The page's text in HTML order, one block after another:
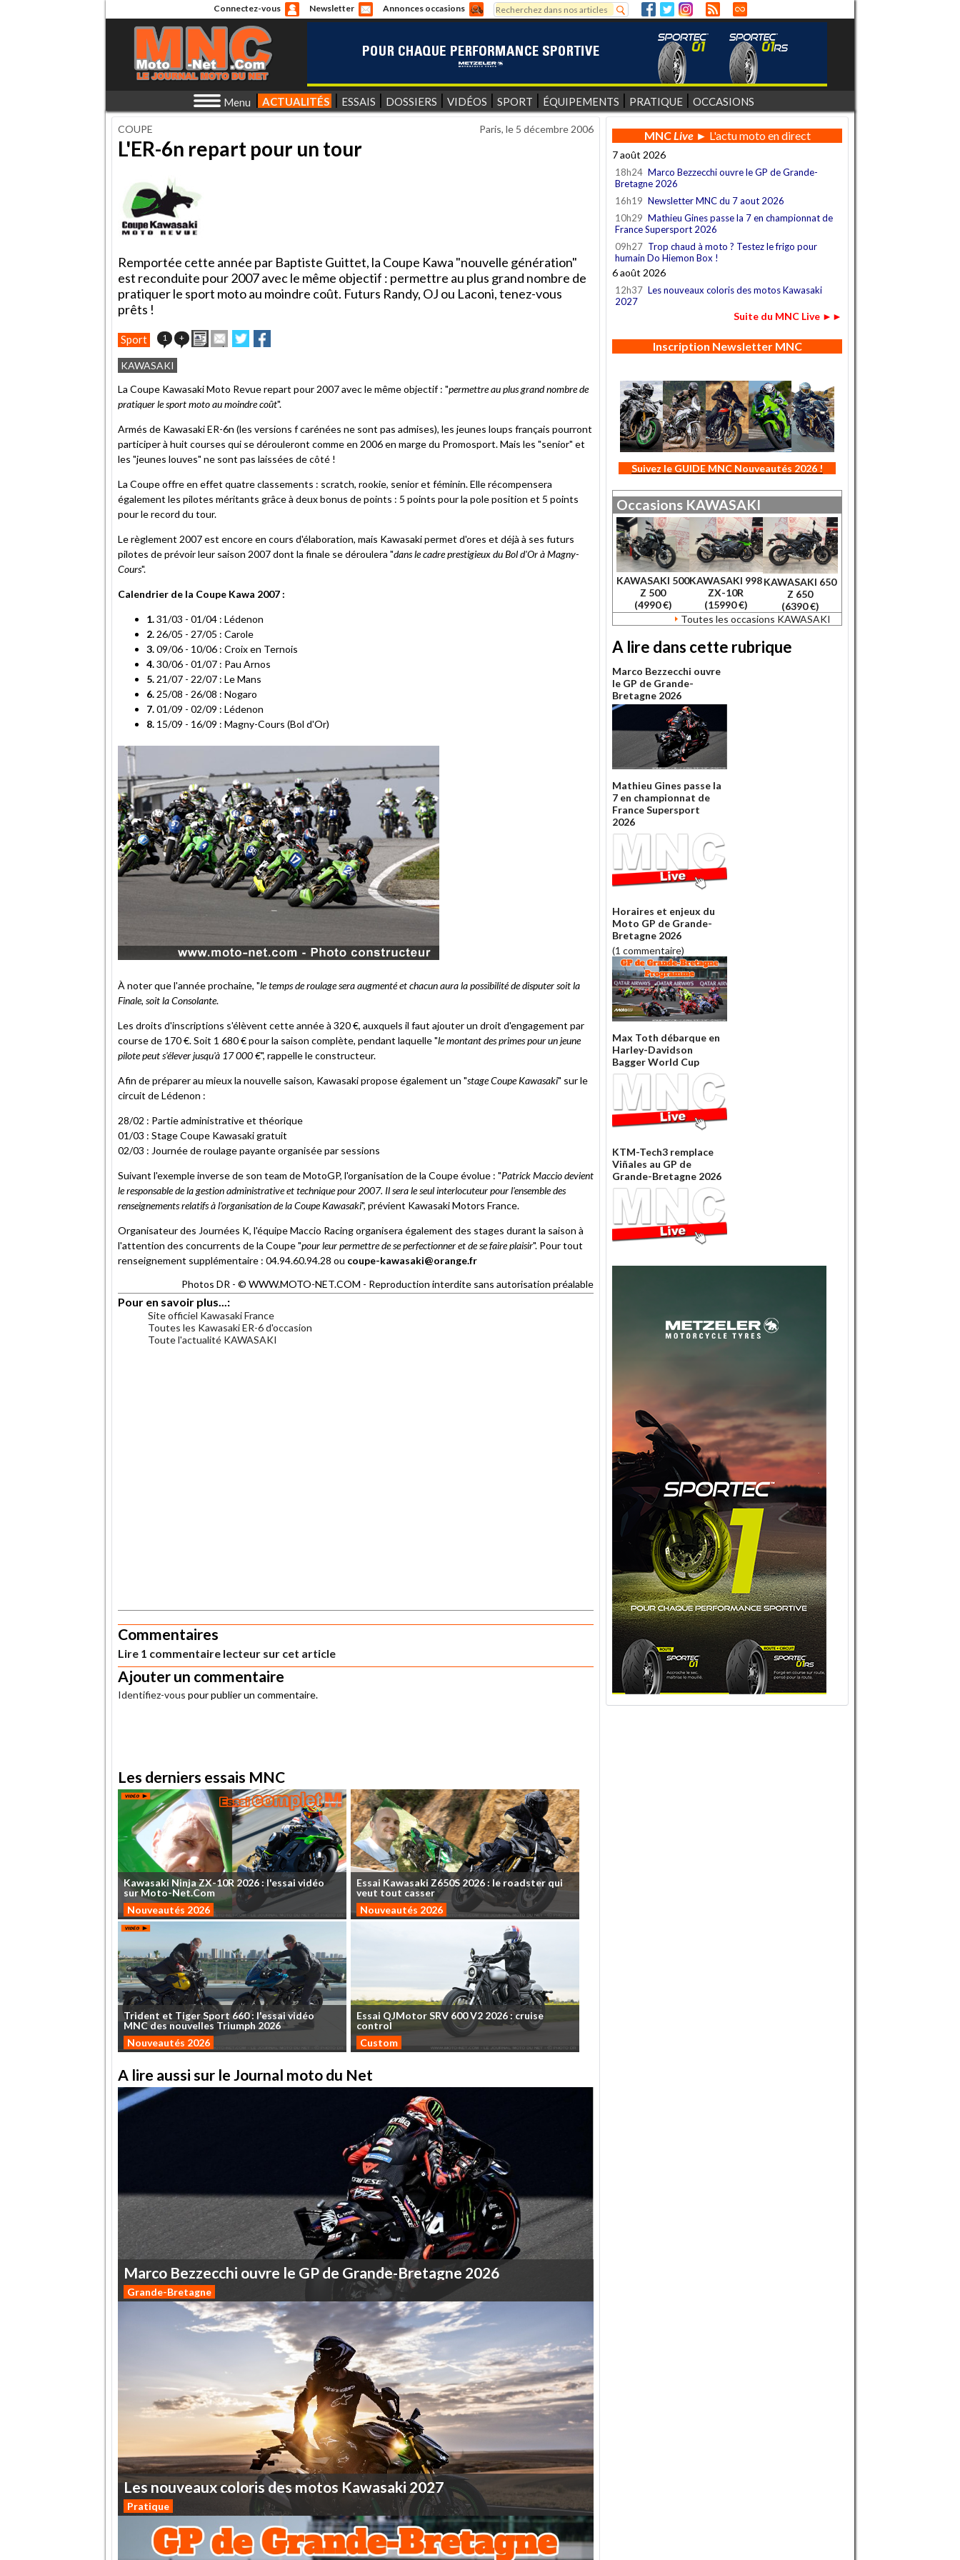
Connectez-vous Newsletter Annonces occasions
Formulaire de recherche
Rechercher
Menu ACTUALITÉS ESSAIS DOSSIERS VIDÉOS SPORT ÉQUIPEMENTS PRATIQUE OCCASIONS
COUPE Paris, le 5 décembre 2006
L'ER-6n repart pour un tour
Remportée cette année par Baptiste Guittet, la Coupe Kawa "nouvelle génération"
est reconduite pour 2007 avec le même objectif : permettre au plus grand nombre de
pratiquer le sport moto au moindre coût. Futurs Randy, OJ ou Laconi, tenez-vous
prêts !
Sport 1 + ImprimerEnvoyer
cet
un
ami
Partager
sur
sur
KAWASAKI
La Coupe Kawasaki Moto Revue repart pour 2007 avec le même objectif : "permettre au plus grand nombre de
pratiquer le sport moto au moindre coût".
Armés de Kawasaki ER-6n (les versions f carénées ne sont pas admises), les jeunes loups français pourront
participer à huit courses qui se dérouleront comme en 2006 en marge du Promosport. Mais les "senior" et
les "jeunes louves" ne sont pas laissées de côté !
La Coupe offre en effet quatre classements : scratch, rookie, senior et féminin. Elle récompensera
également les pilotes méritants grâce à deux bonus de points : 5 points pour la pole position et 5 points
pour le record du tour.
Le règlement 2007 est encore en cours d'élaboration, mais Kawasaki permet d'ores et déjà à ses futurs
pilotes de prévoir leur saison 2007 dont la finale se déroulera "dans le cadre prestigieux du Bol d'Or à Magny-
Cours".
Calendrier de la Coupe Kawa 2007 :
1.31/03 - 01/04 : Lédenon
2. 26/05 - 27/05 : Carole
3.09/06 - 10/06 : Croix en Ternois
4.30/06 - 01/07 : Pau Arnos
5. 21/07 - 22/07 : Le Mans
6. 25/08 - 26/08 : Nogaro
7.01/09 - 02/09 : Lédenon
8. 15/09 - 16/09 : Magny-Cours (Bol d'Or)
À noter que l'année prochaine, "le temps de roulage sera augmenté et chacun aura la possibilité de disputer soit la
Finale, soit la Consolante.
Les droits d'inscriptions s'élèvent cette année à 320 €, auxquels il faut ajouter un droit d'engagement par
course de 170 €. Soit 1 680 € pour la saison complète, pendant laquelle "le montant des primes pour un jeune
pilote peut s'élever jusqu'à 17 000 €", rappelle le constructeur.
Afin de préparer au mieux la nouvelle saison, Kawasaki propose également un "stage Coupe Kawasaki" sur le
circuit de Lédenon :
28/02 : Partie administrative et théorique
01/03 : Stage Coupe Kawasaki gratuit
02/03 : Journée de roulage payante organisée par sessions
Suivant l'exemple inverse de son team de MotoGP, l'organisation de la Coupe évolue : "Patrick Maccio devient
le responsable de la gestion administrative et technique pour 2007. Il sera le seul interlocuteur pour l'ensemble des
renseignements relatifs à l'organisation de la Coupe Kawasaki", prévient Kawasaki Motors France.
Organisateur des Journées K, l'équipe Maccio Racing organisera également des stages durant la saison à
l'attention des concurrents de la Coupe "pour leur permettre de se perfectionner et de se faire plaisir". Pour tout
renseignement supplémentaire : 04.94.60.94.28 ou coupe-kawasaki@orange.fr
Photos DR - © WWW.MOTO-NET.COM - Reproduction interdite sans autorisation préalable
Pour en savoir plus...:
Site officiel Kawasaki France
Toutes les Kawasaki ER-6 d'occasion
Toute l'actualité KAWASAKI
Commentaires
Lire 1 commentaire lecteur sur cet article
Ajouter un commentaire
Identifiez-vous pour publier un commentaire.
Les derniers essais MNC
Kawasaki NinjaZX-10R 2026 : l'essai vidéo
sur Moto-Net.Com
Nouveautés 2026
Essai Kawasaki Z650S2026: le roadster qui
veut tout casser
Nouveautés 2026
Trident et TigerSport 660: l'essaividéo
MNCdesnouvelles Triumph2026
Nouveautés 2026
Essai QJMotorSRV 600V2 2026: cruise
control
Custom
A lire aussi sur le Journal moto du Net
Marco Bezzecchi ouvre le GP de Grande-Bretagne 2026
Grande-Bretagne
Lesnouveauxcoloris desmotos Kawasaki 2027
Pratique
MNCLive► L'actu moto en direct
7 août 2026
18h24 Marco Bezzecchi ouvre le GP de Grande-
Bretagne 2026
16h19 Newsletter MNC du 7 aout 2026
10h29 Mathieu Gines passe la 7 en championnat de
France Supersport 2026
09h27 Trop chaud à moto ? Testez le frigo pour
humain Do Hiemon Box !
6 août 2026
12h37 Les nouveaux coloris des motos Kawasaki
2027
Suite du MNC Live ►►
Inscription Newsletter MNC
Suivez le GUIDE MNC Nouveautés 2026 !
Occasions KAWASAKI
KAWASAKI 500
Z 500
(4990 €)
KAWASAKI 998
ZX-10R
(15990 €)
KAWASAKI 650
Z 650
(6390 €)
Toutes les occasions KAWASAKI
A lire dans cette rubrique
Marco Bezzecchi ouvre
le GP de Grande-
Bretagne 2026
Mathieu Gines passe la
7 en championnat de
France Supersport
2026
Horaires et enjeux du
Moto GP de Grande-
Bretagne 2026
(1 commentaire)
Max Toth débarque en
Harley-Davidson
Bagger World Cup
KTM-Tech3 remplace
Viñales au GP de
Grande-Bretagne 2026